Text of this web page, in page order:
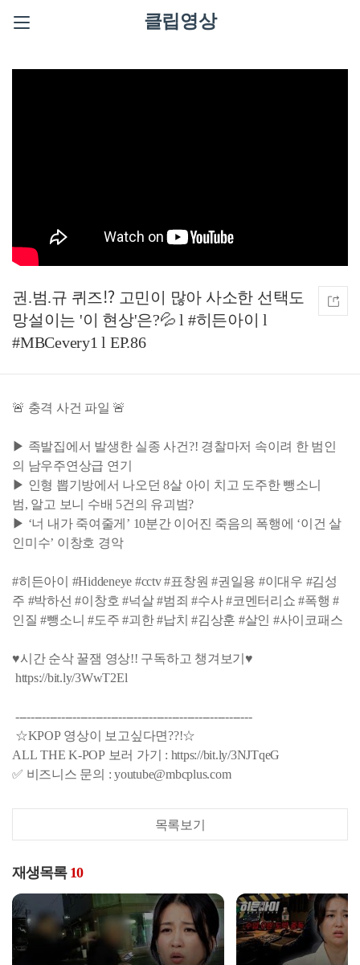
클립영상
권.범.규 퀴즈⁉️ 고민이 많아 사소한 선택도
망설이는 '이 현상'은?💦 l #히든아이 l
#MBCevery1 l EP.86
🚨 충격 사건 파일 🚨
▶ 족발집에서 발생한 실종 사건?! 경찰마저 속이려 한 범인
의 남우주연상급 연기
▶ 인형 뽑기방에서 나오던 8살 아이 치고 도주한 뺑소니
범, 알고 보니 수배 5건의 유괴범?
▶ ‘너 내가 죽여줄게’ 10분간 이어진 죽음의 폭행에 ‘이건 살
인미수’ 이창호 경악
#히든아이 #Hiddeneye #cctv #표창원 #권일용 #이대우 #김성
주 #박하선 #이창호 #넉살 #범죄 #수사 #코멘터리쇼 #폭행 #
인질 #뺑소니 #도주 #괴한 #납치 #김상훈 #살인 #사이코패스
♥시간 순삭 꿀잼 영상!! 구독하고 챙겨보기♥
https://bit.ly/3WwT2El
--------------------------------------------------------------
☆KPOP 영상이 보고싶다면??!☆
ALL THE K-POP 보러 가기 : https://bit.ly/3NJTqeG
✅ 비즈니스 문의 : youtube@mbcplus.com
목록보기
재생목록 10